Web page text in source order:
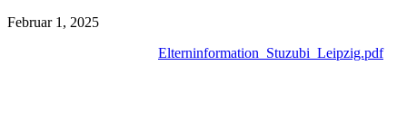
Februar 1, 2025
Elterninformation_Stuzubi_Leipzig.pdf